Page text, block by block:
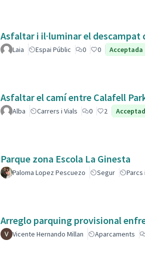
Asfaltar i il·luminar el descampat
Laia Espai Públic 0 0 Acceptada
Asfaltar el camí entre Calafell
Alba Carrers i Vials 0 2
Parque zona Escola La Ginesta
Paloma Lopez Pescuezo Segur
Arreglo parquing provisional
Vicente Hernando Millan Aparcaments